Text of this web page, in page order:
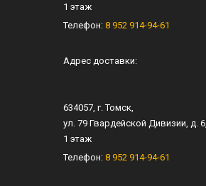
1 этаж
Телефон: 8 952 914-94-61
Адрес доставки:
634057 , г.Томск
ул. 79 Гвардейской Дивизии, д. 6
1 этаж
Телефон: 8 952 914-94-61